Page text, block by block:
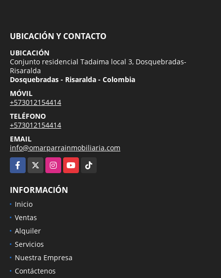
UBICACIÓN Y CONTACTO
UBICACIÓN
Conjunto residencial Tadaima local 3, Dosquebradas-
Risaralda
Dosquebradas - Risaralda - Colombia
MÓVIL
+573012154414
TELÉFONO
+573012154414
EMAIL
info@omarparrainmobiliaria.com
Facebook
InstagramYouTubeTikTok
INFORMACIÓN
Inicio
Ventas
Alquiler
Servicios
Nuestra Empresa
Contáctenos